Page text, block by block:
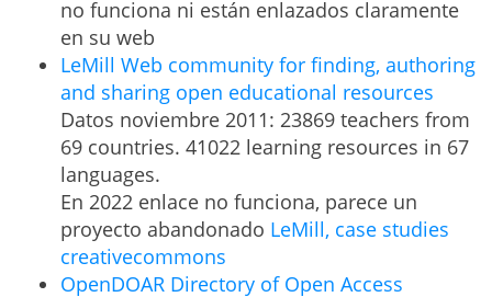
no funciona ni están enlazados claramente
en su web
LeMill Web community for finding, authoring
and sharing open educational resources
Datos noviembre 2011: 23869 teachers from
69 countries. 41022 learning resources in 67
languages.
En 2022 enlace no funciona, parece un
proyecto abandonado LeMill, case studies
creativecommons
OpenDOAR Directory of Open Access